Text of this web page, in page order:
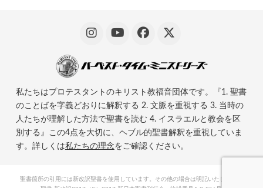
私たちはプロテスタントのキリスト教福音団体です。『1. 聖書
のことばを字義どおりに解釈する 2. 文脈を重視する 3. 当時の
人たちが理解した方法で聖書を読む 4. イスラエルと教会を区
別する』この4点を大切に、ヘブル的聖書解釈を重視していま
す。詳しくは私たちの理念をご確認ください。
聖書箇所の引用には新改訳聖書を使用しています。その他の場合は明記いたします。